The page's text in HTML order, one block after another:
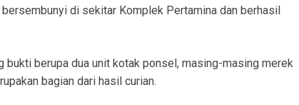
di sekitar Komplek Pertamina dan berhasil
bukti berupa dua unit kotak ponsel, masing-masing merek
bagian dari hasil curian.